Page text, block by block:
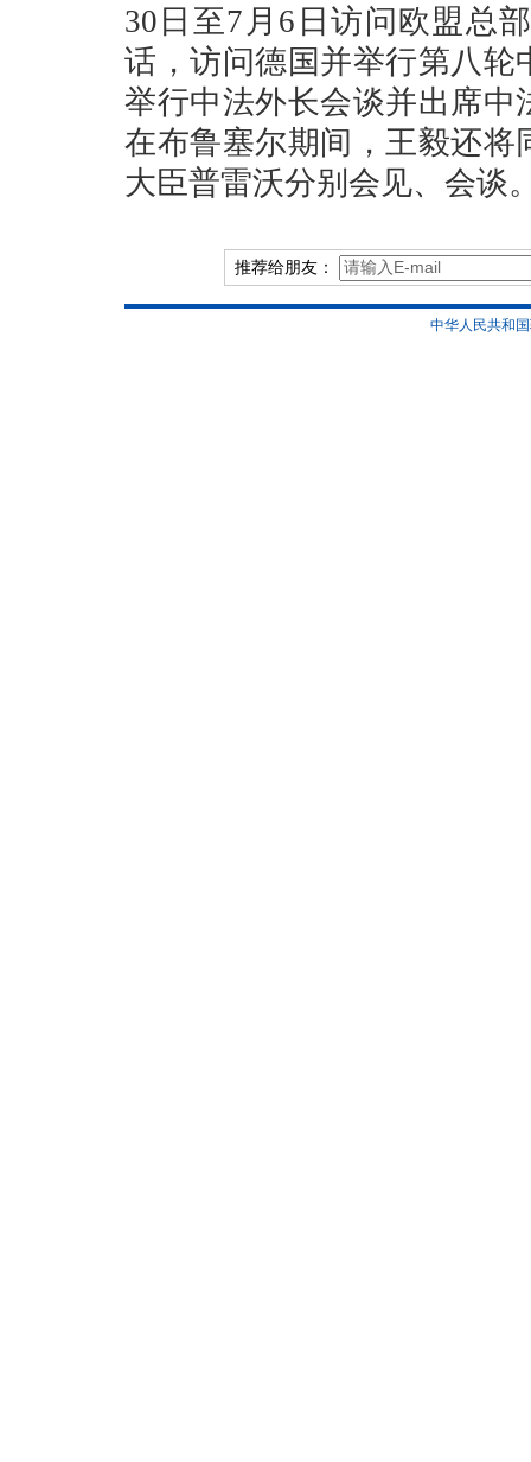
30日至7月6日访问欧盟总
话，访问德国并举行第八
举行中法外长会谈并出席
在布鲁塞尔期间，王毅还
大臣普雷沃分别会见、会谈
推荐给朋友：
中华人民共和